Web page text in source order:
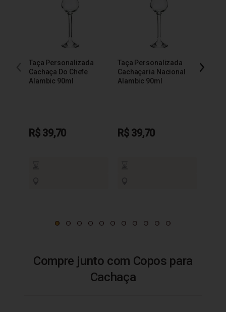
Taça Personalizada
Cachaça Do Chefe
Alambic 90ml
R$ 39,70
Taça Personalizada
Cachaçaria Nacional
Alambic 90ml
R$ 39,70
Compre junto com Copos para
Cachaça